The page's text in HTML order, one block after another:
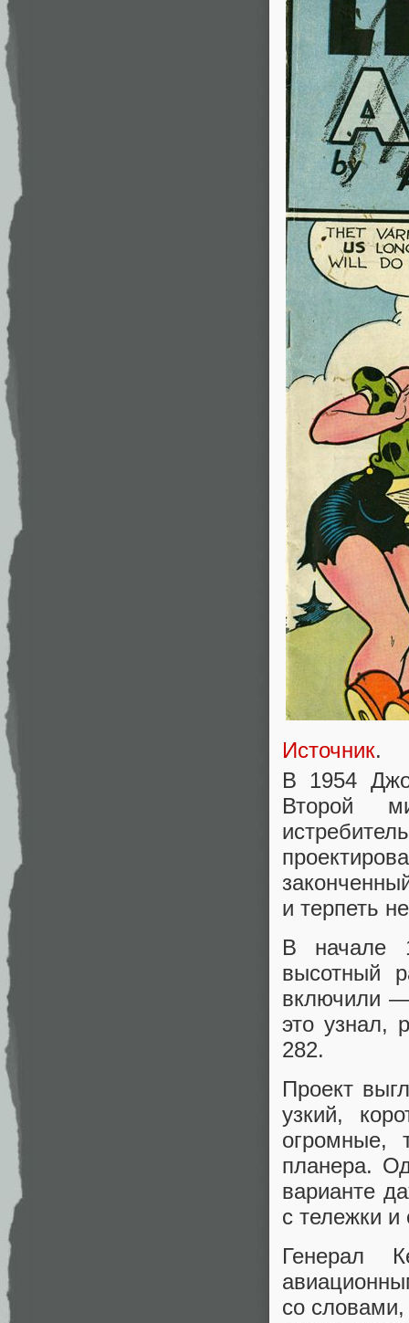
Источник.
В 1954
Второй
и терпеть
В начале
высотный
включили
это узнал,
282.
Проект
узкий,
огромные,
планера.
варианте
с тележки
Генерал
со